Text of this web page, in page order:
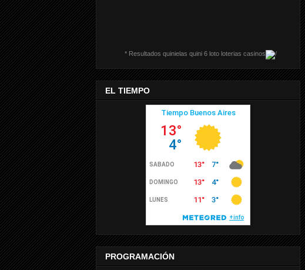
* Resultados quinielas quini 6 loto loterias casinos
EL TIEMPO
PROGRAMACIÓN